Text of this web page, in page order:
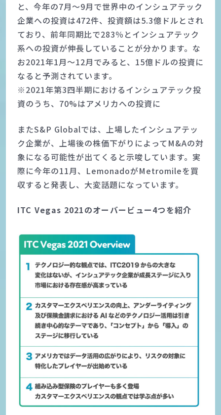
と、今年の7月～9月で世界中のインシュアテック
企業への投資は472件、投資額は5.3億ドルとされ
ており、前年同期比で283％とインシュアテック
系への投資が伸長していることが分かります。な
お2021年1月～12月でみると、15億ドルの投資に
なると予測されています。
※2021年第3四半期におけるインシュアテック投
資のうち、70%はアメリカへの投資に
またS&P Globalでは、上場したインシュアテッ
ク企業が、上場後の株価下がりによってM&Aの対
象になる可能性が出てくると示唆しています。実
際に今年の11月、LemonadoがMetromileを買
収すると発表し、大変話題になっています。
ITC Vegas 2021のオーバービュー4つを紹介